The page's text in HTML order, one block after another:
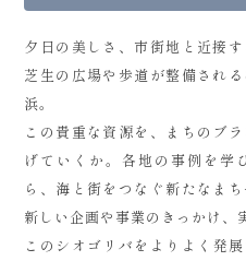
夕日の美しさ、市街地と近接
芝生の広場や歩道が整備され
浜。
この貴重な資源を、まちのブ
げていくか。各地の事例を学
ら、海と街をつなぐ新たなま
新しい企画や事業のきっかけ、
このシオゴリバをよりよく発